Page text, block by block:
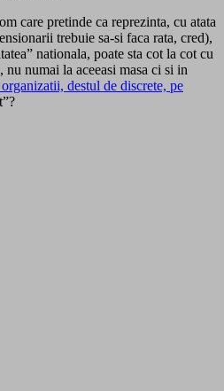
care pretinde ca reprezinta, cu atata
trebuie sa-si faca rata, cred),
nationala, poate sta cot la cot cu
numai la aceeasi masa ci si in
destul de discrete, pe